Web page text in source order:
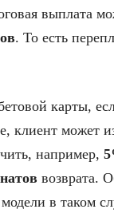
выплата
. То есть
карты,
клиент может
например,
возврата.
в таком